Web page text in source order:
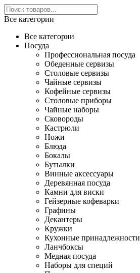
Все категории
Все категории
Посуда
Профессиональная посуда
Обеденные сервизы
Столовые сервизы
Чайные сервизы
Кофейные сервизы
Столовые приборы
Чайные наборы
Сковороды
Кастрюли
Ножи
Блюда
Бокалы
Бутылки
Винные аксессуары
Деревянная посуда
Камни для виски
Гейзерные кофеварки
Графины
Декантеры
Кружки
Кухонные принадлежности
Ланчбоксы
Медная посуда
Наборы для специй